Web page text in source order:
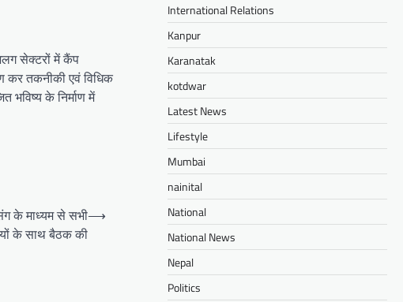
सेक्टरों में कैंप
कर तकनीकी एवं विधिक
भविष्य के निर्माण में
के माध्यम से सभी
के साथ बैठक की
⟶
International Relations
Kanpur
Karanatak
kotdwar
Latest News
Lifestyle
Mumbai
nainital
National
National News
Nepal
Politics